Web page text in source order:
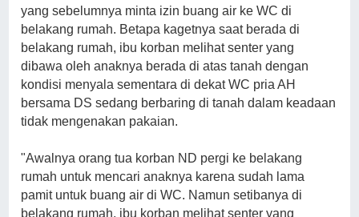
yang sebelumnya minta izin buang air ke WC di
belakang rumah. Betapa kagetnya saat berada di
belakang rumah, ibu korban melihat senter yang
dibawa oleh anaknya berada di atas tanah dengan
kondisi menyala sementara di dekat WC pria AH
bersama DS sedang berbaring di tanah dalam keadaan
tidak mengenakan pakaian.
"Awalnya orang tua korban ND pergi ke belakang
rumah untuk mencari anaknya karena sudah lama
pamit untuk buang air di WC. Namun setibanya di
belakang rumah, ibu korban melihat senter yang